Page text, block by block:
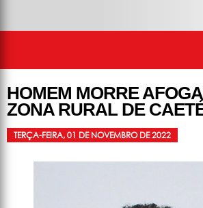
HOMEM MORRE
ZONA RURAL DE
TERÇA-FEIRA, 01 DE NOVEMBRO DE 2022